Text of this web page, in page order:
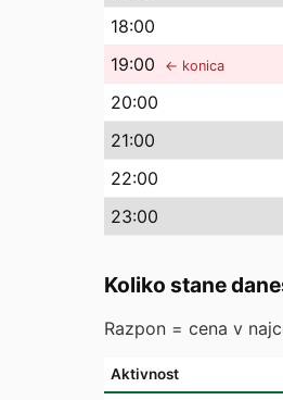
18:00
19:00 ← konica
20:00
21:00
22:00
23:00
Koliko stane
Razpon = cena v
Aktivnost